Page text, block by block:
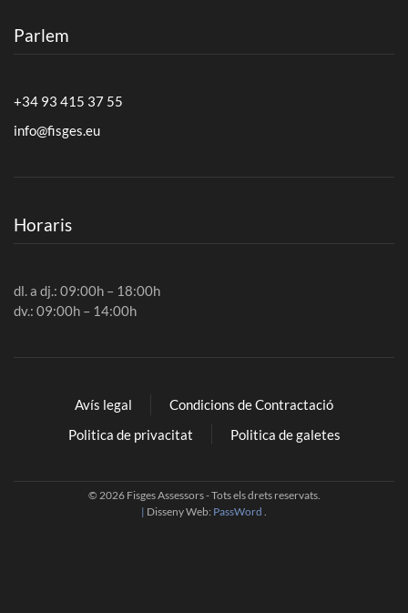
Parlem
+34 93 415 37 55
info@fisges.eu
Horaris
dl. a dj.: 09:00h – 18:00h
dv.: 09:00h – 14:00h
Avís legal
Condicions de Contractació
Politica de privacitat
Politica de galetes
© 2026Fisges Assessors - Tots els drets reservats.
| Disseny Web: PassWord .